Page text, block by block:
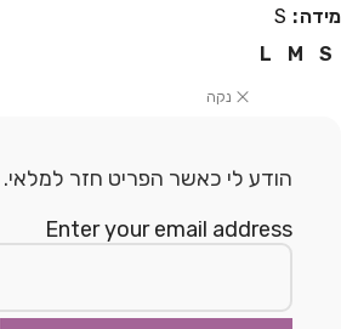
מידה
S
S
M
L
נקה
הודע לי כאשר הפריט חזר למלאי.
Enter your email address